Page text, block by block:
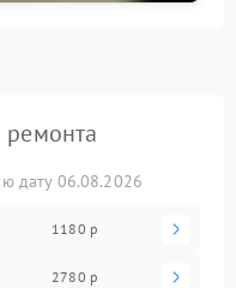
ремонта
дату 06.08.2026
1180 р
2780 р